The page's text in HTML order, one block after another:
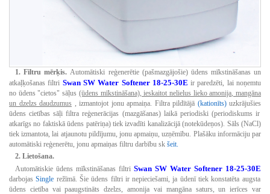
1. Filtru mērķis. Automātiski reģenerētie (pašmazgājošie) ūdens mīkstināšanas un
atkaļķošanas filtri Swan SW Water Softener 18-25-30E ir paredzēti, lai noņemtu
no ūdens "cietos" sāļus (ūdens mīkstināšana), ieskaitot nelielus lieko amonija, mangāna
un dzelzs daudzumus , izmantojot jonu apmaiņa. Filtra pildītājā (kationīts)uzkrājušies
ūdens cietības sāļi filtra reģenerācijas (mazgāšanas) laikā periodiski (periodiskums ir
atkarīgs no faktiskā ūdens patēriņa) tiek izvadīti kanalizācijā (notekūdeņos). Sāls (NaCl)
tiek izmantota, lai atjaunotu pildījumu, jonu apmaiņu, uzņēmību. Plašāku informāciju par
automātiski reģenerētu, jonu apmaiņas filtru darbību sk šeit.
2. Lietošana.
Automātiskie ūdens mīkstināšanas filtri Swan SW Water Softener 18-25-30E
darbojasSingle režīmā. Šie ūdens filtri ir nepieciešami, ja ūdenī tiek konstatēta augsta
ūdens cietība vai paaugstināts dzelzs, amonija vai mangāna saturs, un ierīces var